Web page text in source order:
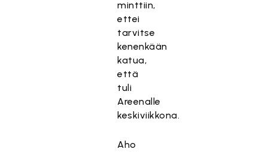
minttiin,
ettei
tarvitse
kenenkään
katua,
että
tuli
Areenalle
keskiviikkona.
Aho